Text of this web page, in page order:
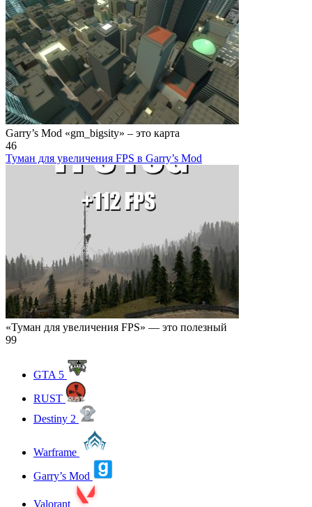
Garry’s Mod «gm_bigsity» – это карта
46
Туман для увеличения FPS в Garry’s Mod
«Туман для увеличения FPS» — это полезный
99
GTA 5
RUST
Destiny 2
Warframe
Garry’s Mod
Valorant